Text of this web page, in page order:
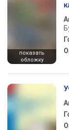
показать
обложку